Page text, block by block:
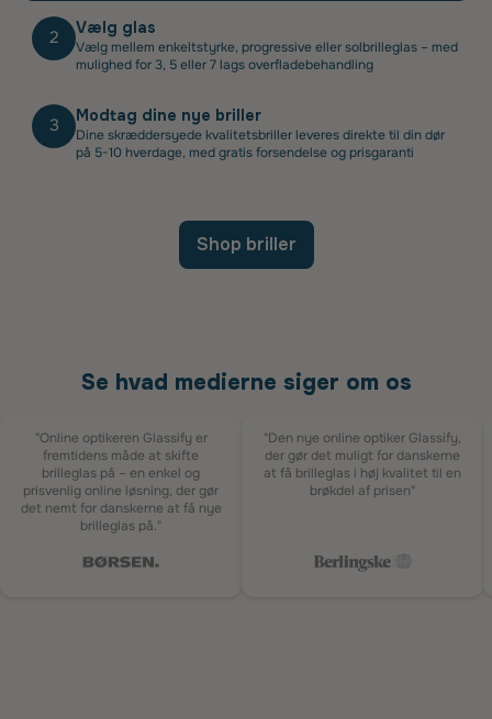
2 Vælg glas
Vælg mellem enkeltstyrke, progressive eller solbrilleglas – med
mulighed for 3, 5 eller 7 lags overfladebehandling
3 Modtag dine nye briller
Dine skræddersyede kvalitetsbriller leveres direkte til din dør
på 5-10 hverdage, med gratis forsendelse og prisgaranti
Shop briller
Se hvad medierne siger om os
"Online optikeren Glassify er
fremtidens måde at skifte
brilleglas på – en enkel og
prisvenlig online løsning, der gør
det nemt for danskerne at få nye
brilleglas på."
"Den nye online optiker Glassify,
der gør det muligt for danskerne
at få brilleglas i høj kvalitet til en
brøkdel af prisen"